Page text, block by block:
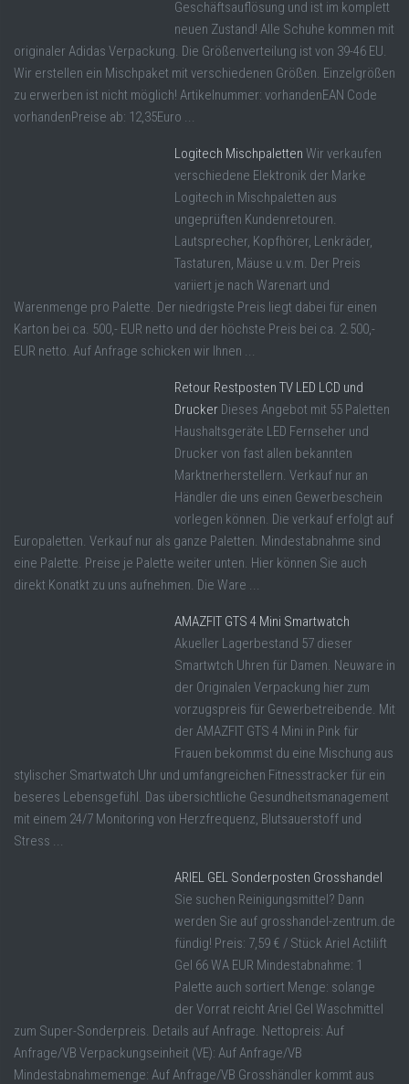
Geschäftsauflösung und ist im komplett
neuen Zustand! Alle Schuhe kommen mit
originaler Adidas Verpackung. Die Größenverteilung ist von 39-46 EU.
Wir erstellen ein Mischpaket mit verschiedenen Größen. Einzelgrößen
zu erwerben ist nicht möglich! Artikelnummer: vorhandenEAN Code
vorhandenPreise ab: 12,35Euro ...
Logitech Mischpaletten Wir verkaufen
verschiedene Elektronik der Marke
Logitech in Mischpaletten aus
ungeprüften Kundenretouren.
Lautsprecher, Kopfhörer, Lenkräder,
Tastaturen, Mäuse u.v.m. Der Preis
variiert je nach Warenart und
Warenmenge pro Palette. Der niedrigste Preis liegt dabei für einen
Karton bei ca. 500,- EUR netto und der höchste Preis bei ca. 2.500,-
EUR netto. Auf Anfrage schicken wir Ihnen ...
Retour Restposten TV LED LCD und
Drucker Dieses Angebot mit 55 Paletten
Haushaltsgeräte LED Fernseher und
Drucker von fast allen bekannten
Marktnerherstellern. Verkauf nur an
Händler die uns einen Gewerbeschein
vorlegen können. Die verkauf erfolgt auf
Europaletten. Verkauf nur als ganze Paletten. Mindestabnahme sind
eine Palette. Preise je Palette weiter unten. Hier können Sie auch
direkt Konatkt zu uns aufnehmen. Die Ware ...
AMAZFIT GTS 4 Mini Smartwatch
Akueller Lagerbestand 57 dieser
Smartwtch Uhren für Damen. Neuware in
der Originalen Verpackung hier zum
vorzugspreis für Gewerbetreibende. Mit
der AMAZFIT GTS 4 Mini in Pink für
Frauen bekommst du eine Mischung aus
stylischer Smartwatch Uhr und umfangreichen Fitnesstracker für ein
beseres Lebensgefühl. Das übersichtliche Gesundheitsmanagement
mit einem 24/7 Monitoring von Herzfrequenz, Blutsauerstoff und
Stress ...
ARIEL GEL Sonderposten Grosshandel
Sie suchen Reinigungsmittel? Dann
werden Sie auf grosshandel-zentrum.de
fündig! Preis: 7,59 € / Stück Ariel Actilift
Gel 66 WA EUR Mindestabnahme: 1
Palette auch sortiert Menge: solange
der Vorrat reicht Ariel Gel Waschmittel
zum Super-Sonderpreis. Details auf Anfrage. Nettopreis: Auf
Anfrage/VB Verpackungseinheit (VE): Auf Anfrage/VB
Mindestabnahmemenge: Auf Anfrage/VB Grosshändler kommt aus